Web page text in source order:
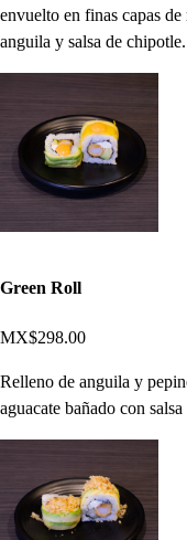
envuelto en finas capas
anguila y salsa de chipotle.
Green Roll
MX$298.00
Relleno de anguila y
aguacate bañado con